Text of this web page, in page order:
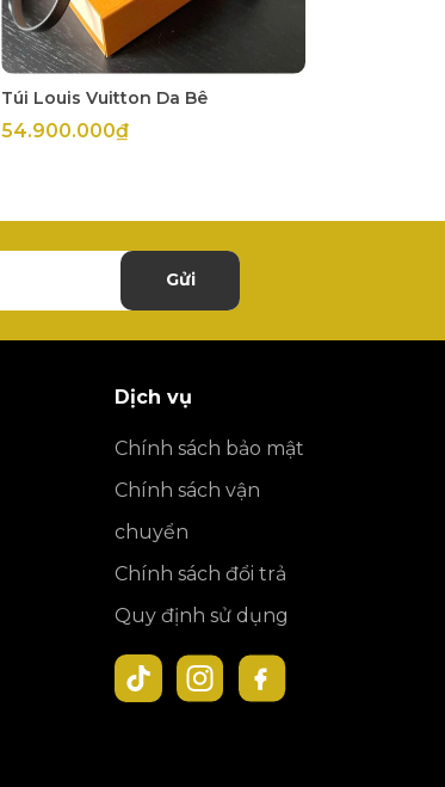
Túi Louis Vuitton Da Bê
54.900.000₫
Gửi
Dịch vụ
Chính sách bảo mật
Chính sách vận
chuyển
Chính sách đổi trả
Quy định sử dụng